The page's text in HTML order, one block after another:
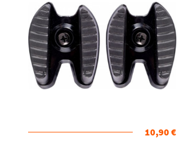
10,90 €